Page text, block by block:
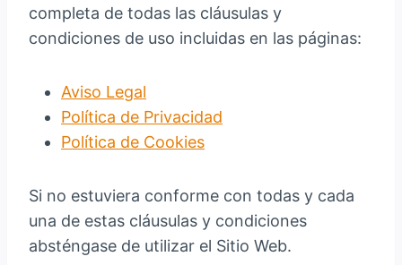
completa de todas las cláusulas y
condiciones de uso incluidas en las páginas:
Aviso Legal
Política de Privacidad
Política de Cookies
Si no estuviera conforme con todas y cada
una de estas cláusulas y condiciones
absténgase de utilizar el Sitio Web.